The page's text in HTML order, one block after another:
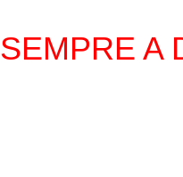
SEMPRE A